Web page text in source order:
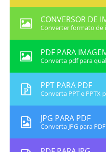
CONVERSOR DE
Converter formato de
PDF PARA
Converta pdf para
PPT PARA PDF
Converta PPT e PPTX
JPG PARA PDF
Converta JPG para PDF